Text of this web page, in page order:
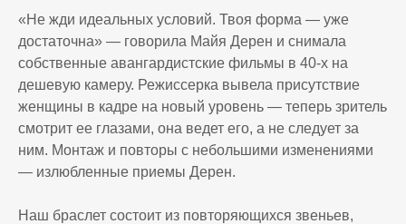
«Не жди идеальных условий. Твоя форма — уже
достаточна» — говорила Майя Дерен и снимала
собственные авангардистские фильмы в 40-х на
дешевую камеру. Режиссерка вывела присутствие
женщины в кадре на новый уровень — теперь зритель
смотрит ее глазами, она ведет его, а не следует за
ним. Монтаж и повторы с небольшими изменениями
— излюбленные приемы Дерен.
Наш браслет состоит из повторяющихся звеньев,